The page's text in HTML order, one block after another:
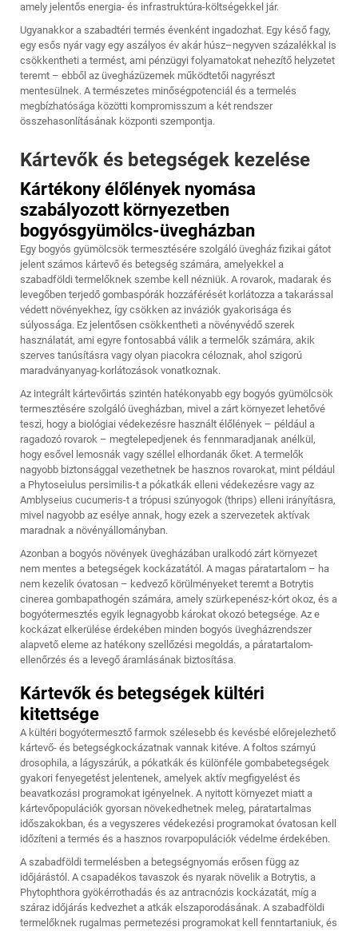
amely jelentős energia- és infrastruktúra-költségekkel jár.
Ugyanakkor a szabadtéri termés évenként ingadozhat. Egy késő fagy,
egy esős nyár vagy egy aszályos év akár húsz–negyven százalékkal is
csökkentheti a termést, ami pénzügyi folyamatokat nehezítő helyzetet
teremt – ebből az üvegházüzemek működtetői nagyrészt
mentesülnek. A természetes minőségpotenciál és a termelés
megbízhatósága közötti kompromisszum a két rendszer
összehasonlításának központi szempontja.
Kártevők és betegségek kezelése
Kártékony élőlények nyomása
szabályozott környezetben
bogyósgyümölcs-üvegházban
Egy bogyós gyümölcsök termesztésére szolgáló üvegház fizikai gátot
jelent számos kártevő és betegség számára, amelyekkel a
szabadföldi termelőknek szembe kell nézniük. A rovarok, madarak és
levegőben terjedő gombaspórák hozzáférését korlátozza a takarással
védett növényekhez, így csökken az inváziók gyakorisága és
súlyossága. Ez jelentősen csökkentheti a növényvédő szerek
használatát, ami egyre fontosabbá válik a termelők számára, akik
szerves tanúsításra vagy olyan piacokra céloznak, ahol szigorú
maradványanyag-korlátozások vonatkoznak.
Az integrált kártevőirtás szintén hatékonyabb egy bogyós gyümölcsök
termesztésére szolgáló üvegházban, mivel a zárt környezet lehetővé
teszi, hogy a biológiai védekezésre használt élőlények – például a
ragadozó rovarok – megtelepedjenek és fennmaradjanak anélkül,
hogy esővel lemosnák vagy széllel elhordanák őket. A termelők
nagyobb biztonsággal vezethetnek be hasznos rovarokat, mint például
a Phytoseiulus persimilis-t a pókatkák elleni védekezésre vagy az
Amblyseius cucumeris-t a trópusi szúnyogok (thrips) elleni irányításra,
mivel nagyobb az esélye annak, hogy ezek a szervezetek aktívak
maradnak a növényállományban.
Azonban a bogyós növények üvegházában uralkodó zárt környezet
nem mentes a betegségek kockázatától. A magas páratartalom – ha
nem kezelik óvatosan – kedvező körülményeket teremt a Botrytis
cinerea gombapathogén számára, amely szürkepenész-kórt okoz, és a
bogyótermesztés egyik legnagyobb károkat okozó betegsége. Az e
kockázat elkerülése érdekében minden bogyós üvegházrendszer
alapvető eleme az hatékony szellőzési megoldás, a páratartalom-
ellenőrzés és a levegő áramlásának biztosítása.
Kártevők és betegségek kültéri
kitettsége
A kültéri bogyótermesztő farmok szélesebb és kevésbé előrejelezhető
kártevő- és betegségkockázatnak vannak kitéve. A foltos szárnyú
drosophila, a lágyszárúk, a pókatkák és különféle gombabetegségek
gyakori fenyegetést jelentenek, amelyek aktív megfigyelést és
beavatkozási programokat igényelnek. A nyitott környezet miatt a
kártevőpopulációk gyorsan növekedhetnek meleg, páratartalmas
időszakokban, és a vegyszeres védekezési programokat óvatosan kell
időzíteni a termés és a hasznos rovarpopulációk védelme érdekében.
A szabadföldi termelésben a betegségnyomás erősen függ az
időjárástól. A csapadékos tavaszok és nyarak növelik a Botrytis, a
Phytophthora gyökérrothadás és az antracnózis kockázatát, míg a
száraz időjárás kedvezhet a atkák elszaporodásának. A szabadföldi
termelőknek rugalmas permetezési programokat kell fenntartaniuk, és